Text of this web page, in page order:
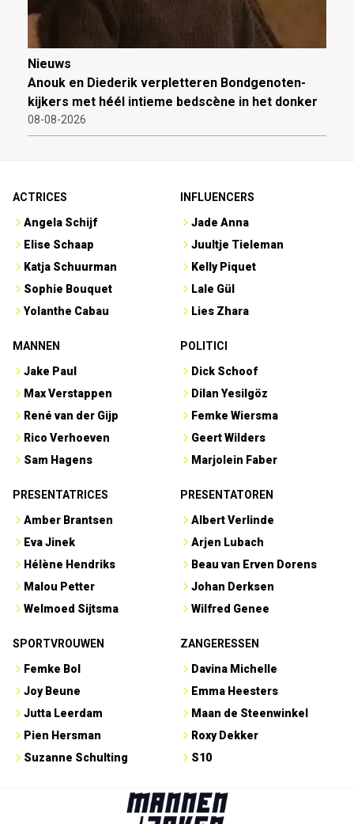
Nieuws
Anouk en Diederik verpletteren Bondgenoten-
kijkers met héél intieme bedscène in het donker
08-08-2026
ACTRICES
Angela Schijf
Elise Schaap
Katja Schuurman
Sophie Bouquet
Yolanthe Cabau
INFLUENCERS
Jade Anna
Juultje Tieleman
Kelly Piquet
Lale Gül
Lies Zhara
MANNEN
Jake Paul
Max Verstappen
René van der Gijp
Rico Verhoeven
Sam Hagens
POLITICI
Dick Schoof
Dilan Yesilgöz
Femke Wiersma
Geert Wilders
Marjolein Faber
PRESENTATRICES
Amber Brantsen
Eva Jinek
Hélène Hendriks
Malou Petter
Welmoed Sijtsma
PRESENTATOREN
Albert Verlinde
Arjen Lubach
Beau van Erven Dorens
Johan Derksen
Wilfred Genee
SPORTVROUWEN
Femke Bol
Joy Beune
Jutta Leerdam
Pien Hersman
Suzanne Schulting
ZANGERESSEN
Davina Michelle
Emma Heesters
Maan de Steenwinkel
Roxy Dekker
S10